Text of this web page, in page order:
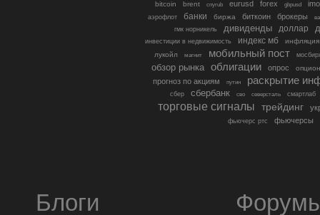
bitcoin brent cnyrub eurusd forex gbpusd
аэрофлот банки биржа биткоин брокеры
гмк норникель
дивиденды доллар
инвестиции в недвижимость индекс мб
инфляция
лукойл
магнит мобильный пост
обзор рынка облигации опрос
прогноз по акциям путин раскрытие
сбер сбербанк сво северсталь смартлаб
торговые сигналы трейдинг
фьючерс ртс фьючерсы
Блоги